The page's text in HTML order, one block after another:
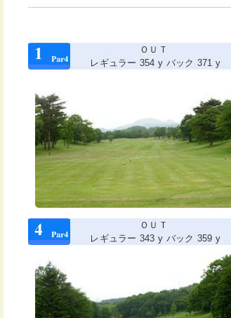
ＯＵＴ
レギュラー 354 y バック 371 y
ＯＵＴ
レギュラー 343 y バック 359 y